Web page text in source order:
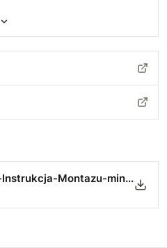
Regal-1D-180-50-5p-Instrukcja-Montazu-min.pdf